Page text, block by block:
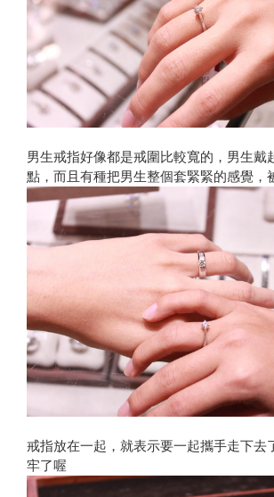
男生戒指好像都是戒圍比較寬的，男生戴
點，而且有種把男生整個套緊緊的感覺，
戒指放在一起，就表示要一起攜手走下去
牢了喔